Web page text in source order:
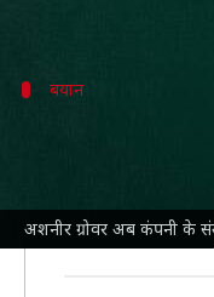
अशनीर ग्रोवर अब कंपनी के
बयान
ग्रोवर ने झूठी
की रिपोर्ट
बोर्ड ने दावा
घोर आपत्ति व्यक्त